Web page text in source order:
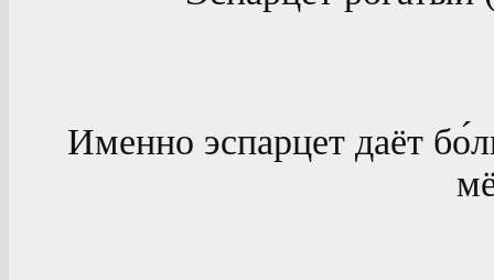
Именно эспарцет даёт